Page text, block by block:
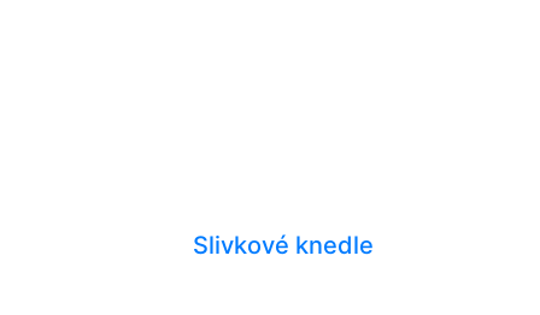
Slivkové knedle